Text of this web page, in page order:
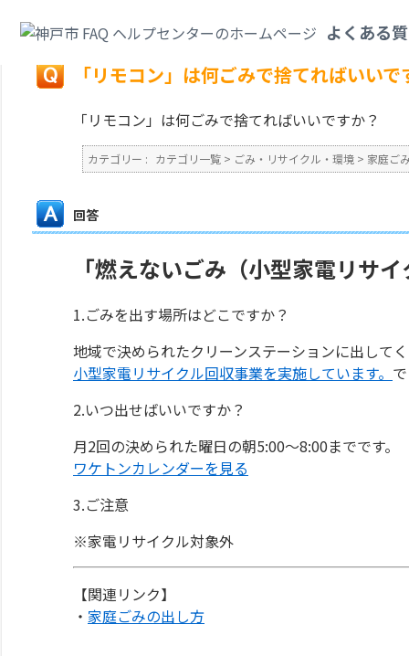
よくある
戻る
「リモコン」は何ごみで捨てればいいで
「リモコン」は何ごみで捨てればいいですか？
カテゴリー : カテゴリ一覧 > ごみ・リサイクル・環境 > 家庭ご
回答
「燃えないごみ（小型家電リサ
1.ごみを出す場所はどこですか？
地域で決められたクリーンステーションに出して
小型家電リサイクル回収事業を実施しています。
2.いつ出せばいいですか？
月2回の決められた曜日の朝5:00～8:00までです。
ワケトンカレンダーを見る
3.ご注意
※家電リサイクル対象外
【関連リンク】
・ 家庭ごみの出し方